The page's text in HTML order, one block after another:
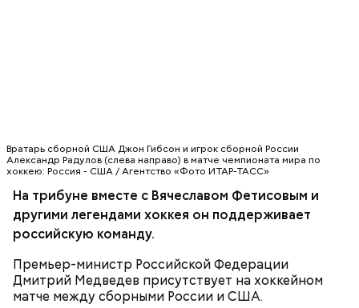
Вратарь сборной США Джон Гибсон и игрок сборной России
Александр Радулов (слева направо) в матче чемпионата мира по
хоккею: Россия - США / Агентство «Фото ИТАР-ТАСС»
На трибуне вместе с Вячеславом Фетисовым и
другими легендами хоккея он поддерживает
российскую команду.
Премьер-министр Российской Федерации
Дмитрий Медведев присутствует на хоккейном
матче между сборными России и США.